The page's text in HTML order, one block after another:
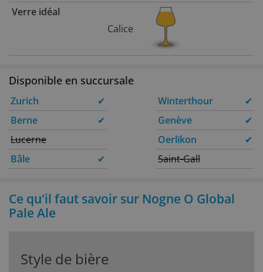
Verre idéal
Calice
Disponible en succursale
Zurich
✔
Berne
✔
Lucerne
Bâle
✔
Winterthour
✔
Genève
✔
Oerlikon
✔
Saint-Gall
Ce qu'il faut savoir sur Nogne O Global
Pale Ale
Style de bière